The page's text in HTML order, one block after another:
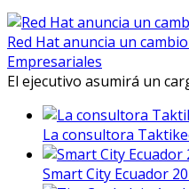
Red Hat anuncia un
Empresariales
El ejecutivo asumirá un
La consultora
Smart City Ecuador